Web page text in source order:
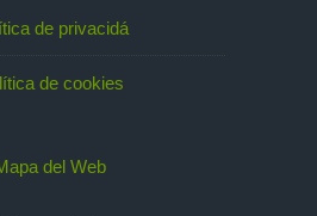
de privacidá
de cookies
del Web